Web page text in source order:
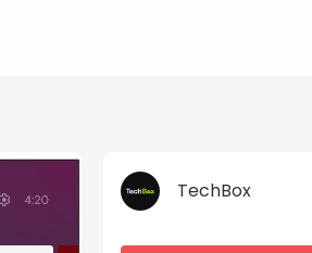
TechBox